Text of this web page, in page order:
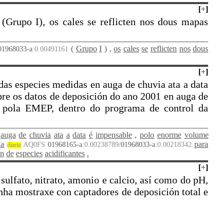
[+]
I), os cales se reflicten nos dous mapas
a:0.00491161( Grupo I ) , os cales se reflicten nos dous
[+]
especies medidas en auga de chuvia ata a data
os datos de deposición do ano 2001 en auga de
EMEP, dentro do programa de control da
auga de chuvia ata a data é impensable , polo enorme volume
diarioAQ0FS 01968165-a:0.00238789/01968033-a:0.00218342para
de especies acidificantes .
[+]
nitrato, amonio e calcio, así como do pH,
mostraxe con captadores de deposición total e